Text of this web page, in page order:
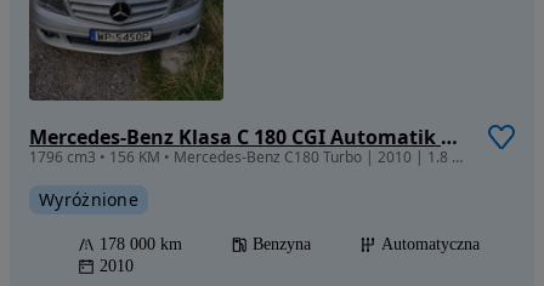
Mercedes-Benz Klasa C 180 CGI Automatik BlueEFFICIENCY
1796 cm3 • 156 KM • Mercedes-Benz C180 Turbo | 2010 | 1.8 Benzyna | Automat |
Wyróżnione
178 000 km Benzyna
Automatyczna
2010